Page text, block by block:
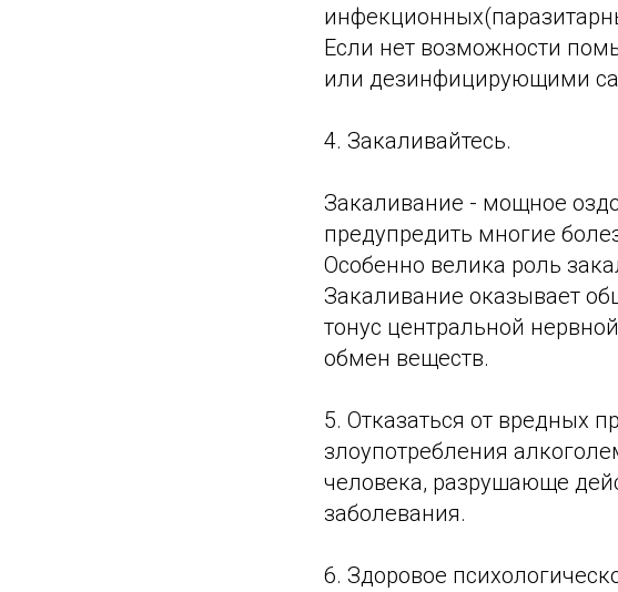
Если нет возможности
или дезинфицирующими
4. Закаливайтесь.
Закаливание - мощное
предупредить многие
Особенно велика роль
Закаливание оказывает
тонус центральной
обмен веществ.
5. Отказаться от вредных
злоупотребления
человека, разрушающе
заболевания.
6. Здоровое